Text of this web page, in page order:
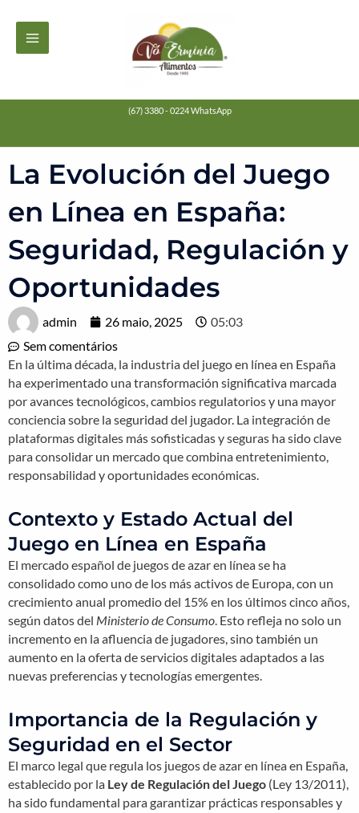
para
MENU
(67) 3380 - 0224 WhatsApp
La Evolución del Juego
en Línea en España:
Seguridad, Regulación y
Oportunidades
admin 26 maio, 2025
05:03
Sem comentários
En la última década, la industria del juego en línea en España
ha experimentado una transformación significativa marcada
por avances tecnológicos, cambios regulatorios y una mayor
conciencia sobre la seguridad del jugador. La integración de
plataformas digitales más sofisticadas y seguras ha sido clave
para consolidar un mercado que combina entretenimiento,
responsabilidad y oportunidades económicas.
Contexto y Estado Actual del
Juego en Línea en España
El mercado español de juegos de azar en línea se ha
consolidado como uno de los más activos de Europa, con un
crecimiento anual promedio del 15% en los últimos cinco años,
según datos del Ministerio de Consumo. Esto refleja no solo un
incremento en la afluencia de jugadores, sino también un
aumento en la oferta de servicios digitales adaptados a las
nuevas preferencias y tecnologías emergentes.
Importancia de la Regulación y
Seguridad en el Sector
El marco legal que regula los juegos de azar en línea en España,
establecido por la Ley de Regulación del Juego (Ley 13/2011),
ha sido fundamental para garantizar prácticas responsables y